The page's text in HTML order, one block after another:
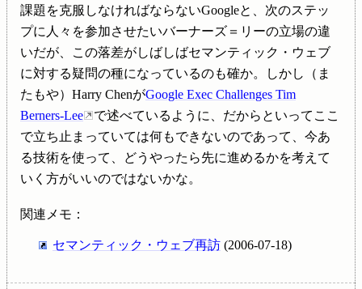
課題を克服しなければならないGoogleと、次のステッ
プに人々を参加させたいバーナーズ＝リーの立場の違
いだが、この落差がしばしばセマンティック・ウェブ
に対する疑問の種になっているのも確か。しかし（ま
たもや）Harry ChenがGoogle Exec Challenges Tim
Berners-Lee
で述べているように、だからといってここ
で立ち止まっていては何もできないのであって、今あ
る技術を使って、どうやったら先に進めるかを考えて
いく方がいいのではないかな。
関連メモ：
セマンティック・ウェブ再訪 (2006-07-18)